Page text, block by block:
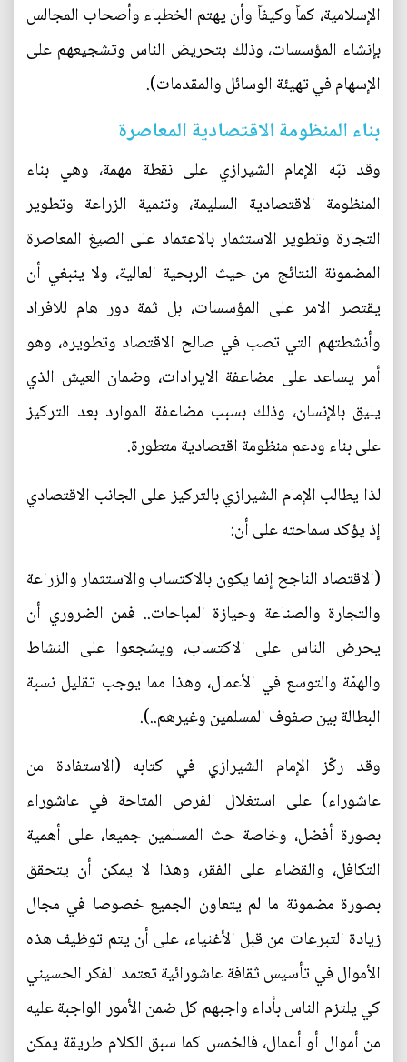
الإسلامية، كماً وكيفاً وأن يهتم الخطباء وأصحاب المجالس
بإنشاء المؤسسات، وذلك بتحريض الناس وتشجيعهم على
الإسهام في تهيئة الوسائل والمقدمات).
بناء المنظومة الاقتصادية المعاصرة
وقد نبّه الإمام الشيرازي على نقطة مهمة، وهي بناء
المنظومة الاقتصادية السليمة، وتنمية الزراعة وتطوير
التجارة وتطوير الاستثمار بالاعتماد على الصيغ المعاصرة
المضمونة النتائج من حيث الربحية العالية، ولا ينبغي أن
يقتصر الامر على المؤسسات، بل ثمة دور هام للافراد
وأنشطتهم التي تصب في صالح الاقتصاد وتطويره، وهو
أمر يساعد على مضاعفة الايرادات، وضمان العيش الذي
يليق بالإنسان، وذلك بسبب مضاعفة الموارد بعد التركيز
على بناء ودعم منظومة اقتصادية متطورة.
لذا يطالب الإمام الشيرازي بالتركيز على الجانب الاقتصادي
إذ يؤكد سماحته على أن:
(الاقتصاد الناجح إنما يكون بالاكتساب والاستثمار والزراعة
والتجارة والصناعة وحيازة المباحات.. فمن الضروري أن
يحرض الناس على الاكتساب، ويشجعوا على النشاط
والهمّة والتوسع في الأعمال، وهذا مما يوجب تقليل نسبة
البطالة بين صفوف المسلمين وغيرهم..).
وقد ركّز الإمام الشيرازي في كتابه (الاستفادة من
عاشوراء) على استغلال الفرص المتاحة في عاشوراء
بصورة أفضل، وخاصة حث المسلمين جميعا، على أهمية
التكافل، والقضاء على الفقر، وهذا لا يمكن أن يتحقق
بصورة مضمونة ما لم يتعاون الجميع خصوصا في مجال
زيادة التبرعات من قبل الأغنياء، على أن يتم توظيف هذه
الأموال في تأسيس ثقافة عاشورائية تعتمد الفكر الحسيني
كي يلتزم الناس بأداء واجبهم كل ضمن الأمور الواجبة عليه
من أموال أو أعمال، فالخمس كما سبق الكلام طريقة يمكن